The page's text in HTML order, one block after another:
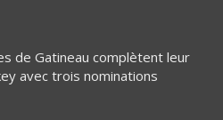
de Gatineau complètent leur
avec trois nominations